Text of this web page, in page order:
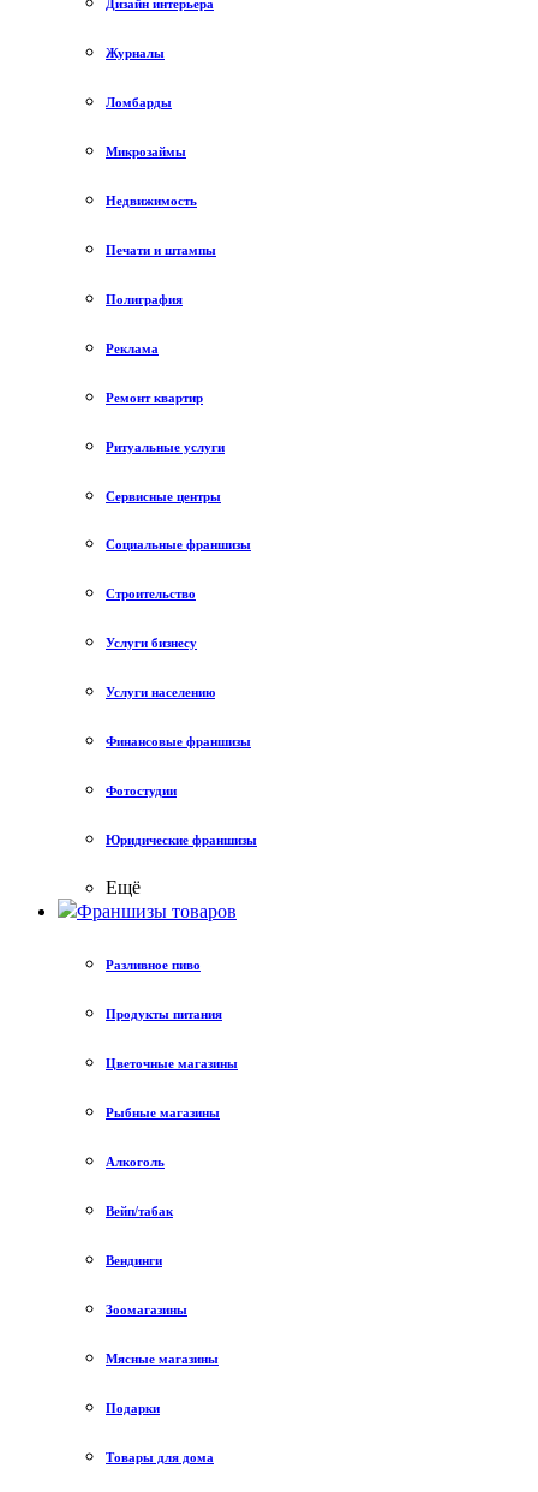
Дизайн интерьера
Журналы
Ломбарды
Микрозаймы
Недвижимость
Печати и штампы
Полиграфия
Реклама
Ремонт квартир
Ритуальные услуги
Сервисные центры
Социальные франшизы
Строительство
Услуги бизнесу
Услуги населению
Финансовые франшизы
Фотостудии
Юридические франшизы
Ещё
Франшизы товаров
Разливное пиво
Продукты питания
Цветочные магазины
Рыбные магазины
Алкоголь
Вейп/табак
Вендинги
Зоомагазины
Мясные магазины
Подарки
Товары для дома